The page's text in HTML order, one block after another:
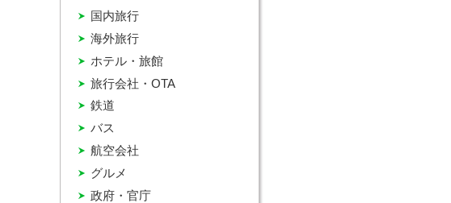
グルメ
バス
ホテル・旅館
国内旅行
政府・官庁
旅行会社・OTA
海外旅行
航空会社
鉄道